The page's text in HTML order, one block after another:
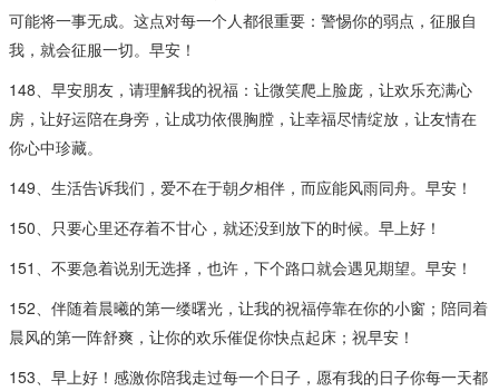
可能将一事无成。这点对每一个人都很重要：警惕你的弱点，征服自
我，就会征服一切。早安！
148、早安朋友，请理解我的祝福：让微笑爬上脸庞，让欢乐充满心
房，让好运陪在身旁，让成功依偎胸膛，让幸福尽情绽放，让友情在
你心中珍藏。
149、生活告诉我们，爱不在于朝夕相伴，而应能风雨同舟。早安！
150、只要心里还存着不甘心，就还没到放下的时候。早上好！
151、不要急着说别无选择，也许，下个路口就会遇见期望。早安！
152、伴随着晨曦的第一缕曙光，让我的祝福停靠在你的小窗；陪同着
晨风的第一阵舒爽，让你的欢乐催促你快点起床；祝早安！
153、早上好！感激你陪我走过每一个日子，愿有我的日子你每一天都